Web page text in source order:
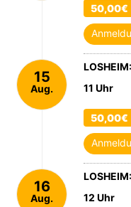
50,00€
15
Aug.
2026
11 Uhr
50,00€
16
Aug.
12 Uhr